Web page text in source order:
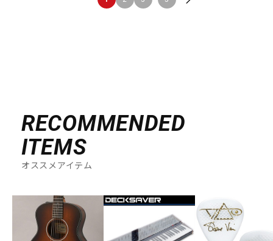
RECOMMENDED
ITEMS
オススメアイテム